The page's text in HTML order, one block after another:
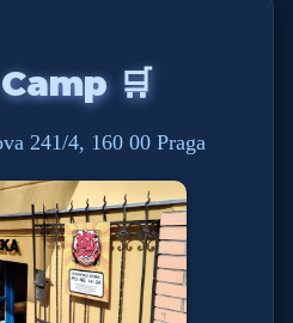
🛒
241/4, 160 00 Praga